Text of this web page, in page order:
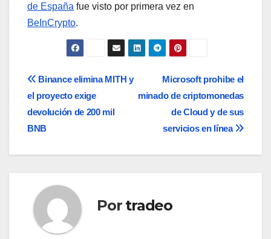
de España fue visto por primera vez en
BeInCrypto.
Navegación
de
entradas
Microsoft prohibe el
minado de criptomonedas
de Cloud y de sus
servicios en línea
Binance elimina MITH y
el proyecto exige
devolución de 200 mil
BNB
Por tradeo